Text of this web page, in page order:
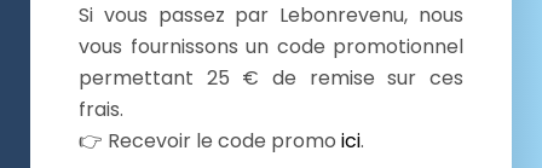
Si vous passez par Lebonrevenu, nous
vous fournissons un code promotionnel
permettant 25 € de remise sur ces
frais.
👉 Recevoir le code promo ici.